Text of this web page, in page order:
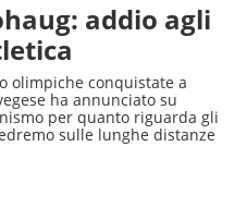
addio agli
olimpiche conquistate a
ha annunciato su
per quanto riguarda gli
sulle lunghe distanze